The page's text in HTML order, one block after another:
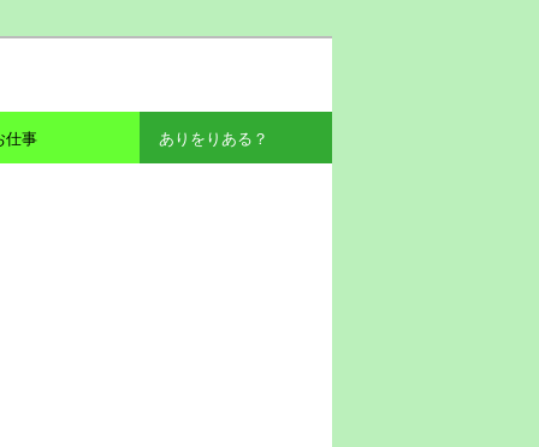
仕事 ありをりある？